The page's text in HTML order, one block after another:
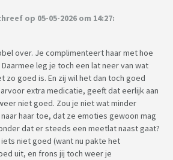
op 05-05-2026 om 14:27:
over. Je complimenteert haar met hoe
leg je toch een lat neer van wat
zo goed is. En zij wil het dan toch goed
extra medicatie, geeft dat eerlijk aan
niet goed. Zou je niet wat minder
haar toe, dat ze emoties gewoon mag
dat er steeds een meetlat naast gaat?
niet goed (want nu pakte het
uit, en frons jij toch weer je